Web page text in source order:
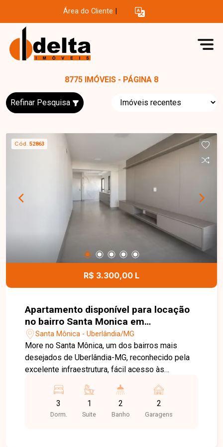
Área do Cliente
8775 IMÓVEIS - PÁGINA 8
Refinar Pesquisa
Cód. 52863
R$ 3.300,00 L
Apartamento disponível para locação
no bairro Santa Monica em
Uberlândia-MG
Santa Mônica - Uberlândia/MG
More no Santa Mônica, um dos bairros mais
desejados de Uberlândia-MG, reconhecido pela
excelente infraestrutura, fácil acesso às
supermercados, escolas, universidades,
farmácias, restaurantes e diversos serviços. A
região oferece praticidade, segurança e
3
Dorm.
1
Suite
2
Banho
2
Garagens